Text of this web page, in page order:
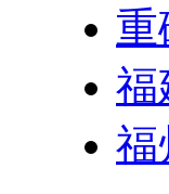
重
福
福